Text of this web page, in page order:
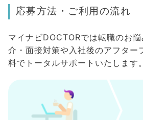
応募方法・ご利用の流れ
マイナビDOCTORでは転職のお
介・面接対策や入社後のアフター
料でトータルサポートいたします。